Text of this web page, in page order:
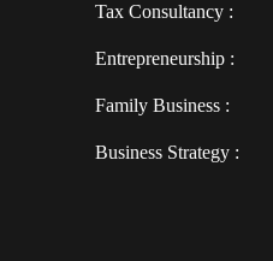
Tax Consultancy :
Entrepreneurship :
Family Business :
Business Strategy :